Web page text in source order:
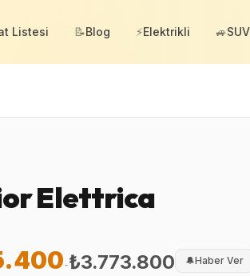
Listesi 📝Blog ⚡Elektrikli 🚙SUV
Elettrica
-₺3.773.800 🔔Haber Ver